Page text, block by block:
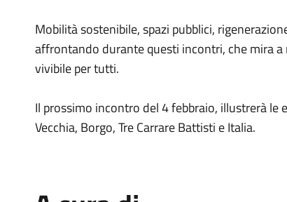
Mobilità sostenibile, spazi pubblici,
affrontando durante questi incontri, che mira
vivibile per tutti.
Il prossimo incontro del 4 febbraio, illustrerà
Vecchia, Borgo, Tre Carrare Battisti e Italia.